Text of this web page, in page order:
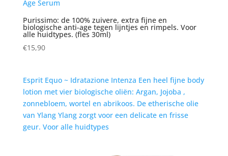
Purissimo: de 100% zuivere, extra fijne en
biologische anti-age tegen lijntjes en rimpels. Voor
alle huidtypes. (fles 30ml)
€15,90
Esprit Equo ~ Idratazione Intenza Een heel fijne body
lotion met vier biologische oliën: Argan, Jojoba ,
zonnebloem, wortel en abrikoos. De etherische olie
van Ylang Ylang zorgt voor een delicate en frisse
geur. Voor alle huidtypes